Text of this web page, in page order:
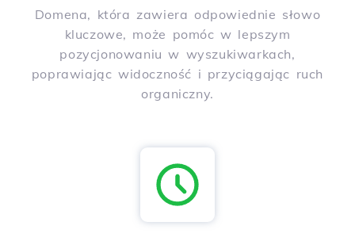
Domena, która zawiera odpowiednie słowo
kluczowe, może pomóc w lepszym
pozycjonowaniu w wyszukiwarkach,
poprawiając widoczność i przyciągając ruch
organiczny.